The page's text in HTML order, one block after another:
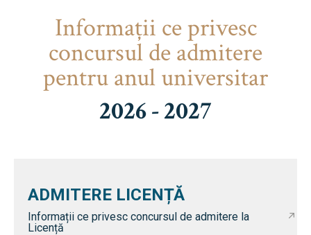
Informaţii ce privesc
concursul de admitere
pentru anul universitar
2026 - 2027
ADMITERE LICENȚĂ
Informații ce privesc concursul de admitere la
Licență